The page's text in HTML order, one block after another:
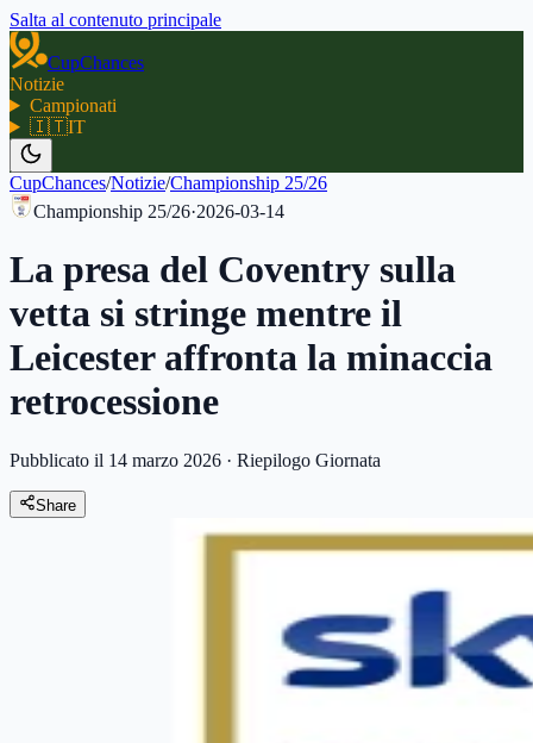
Salta al contenuto principale
CupChances
Notizie
Campionati
🇮🇹IT
CupChances/Notizie/Championship 25/26
Championship 25/26·2026-03-14
La presa del Coventry sulla
vetta si stringe mentre il
Leicester affronta la minaccia
retrocessione
Pubblicato il 14 marzo 2026 · Riepilogo Giornata
Share